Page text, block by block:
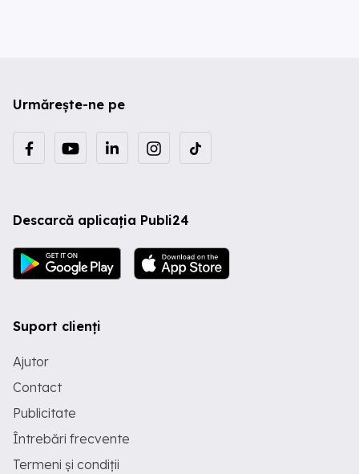
Urmărește-ne pe
Descarcă aplicația Publi24
Suport clienți
Ajutor
Contact
Publicitate
Întrebări frecvente
Termeni și condiții